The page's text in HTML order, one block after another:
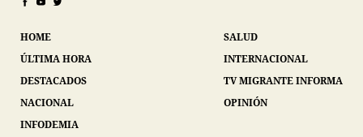
HOME
ÚLTIMA HORA
DESTACADOS
NACIONAL
INFODEMIA
SALUD
INTERNACIONAL
TV MIGRANTE INFORMA
OPINIÓN